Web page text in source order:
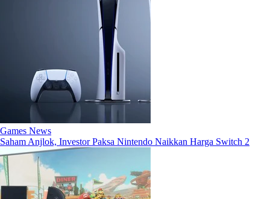
Games News
Saham Anjlok, Investor Paksa Nintendo Naikkan Harga Switch 2